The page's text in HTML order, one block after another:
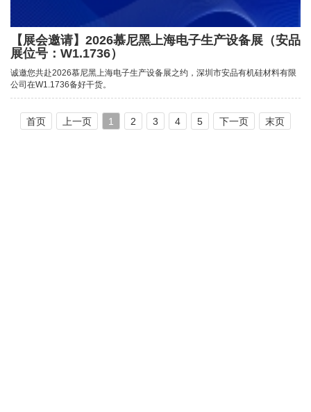
【展会邀请】2026慕尼黑上海电子生产设备展（安品
展位号：W1.1736）
诚邀您共赴2026慕尼黑上海电子生产设备展之约，深圳市安品有机硅材料有限
公司在W1.1736备好干货。
首页 上一页 1 2 3 4 5 下一页 末页